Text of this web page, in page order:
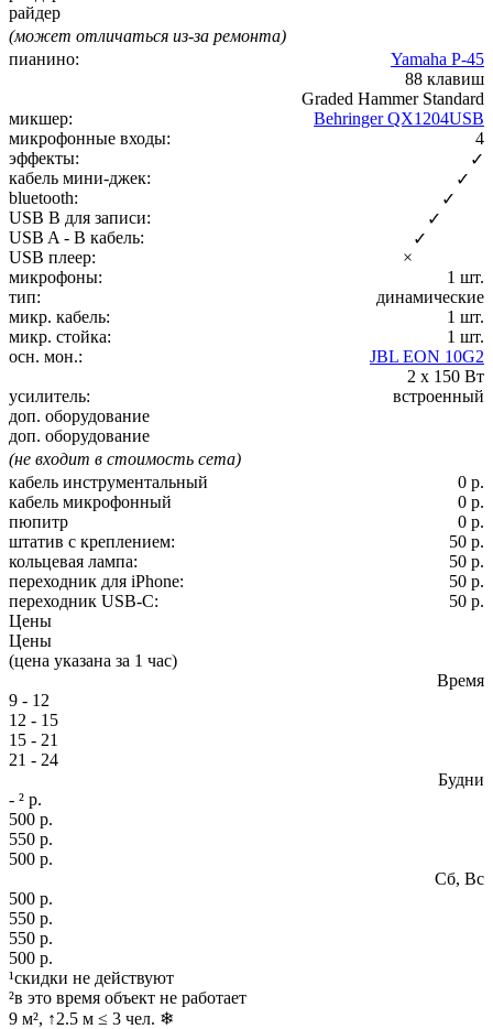
райдер
(может отличаться из-за ремонта)
пианино:
Yamaha P-45
88 клавиш
Graded Hammer Standard
микшер:
Behringer QX1204USB
микрофонные входы:
4
эффекты:
✓
кабель мини-джек:
✓
bluetooth:
✓
USB B для записи:
✓
USB A - B кабель:
✓
USB плеер:
×
микрофоны:
1 шт.
тип:
динамические
микр. кабель:
1 шт.
микр. стойка:
1 шт.
осн. мон.:
JBL EON 10G2
2 х 150 Вт
усилитель:
встроенный
доп. оборудование
доп. оборудование
(не входит в стоимость сета)
кабель инструментальный
0 р.
кабель микрофонный
0 р.
пюпитр
0 р.
штатив с креплением:
50 р.
кольцевая лампа:
50 р.
переходник для iPhone:
50 р.
переходник USB-C:
50 р.
Цены
Цены
(цена указана за 1 час)
Время
9 - 12
12 - 15
15 - 21
21 - 24
Будни
- ² р.
500 р.
550 р.
500 р.
Сб, Вс
500 р.
550 р.
550 р.
500 р.
¹скидки не действуют
²в это время объект не работает
9 м², ↑2.5 м ≤ 3 чел. ❄